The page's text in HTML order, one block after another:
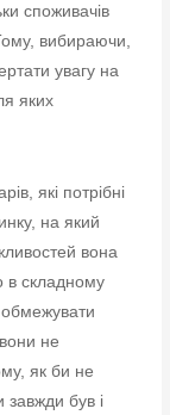
споживачів
вибираючи,
увагу на
яких
які потрібні
на який
вона
в складному
не
як би не
завжди був і